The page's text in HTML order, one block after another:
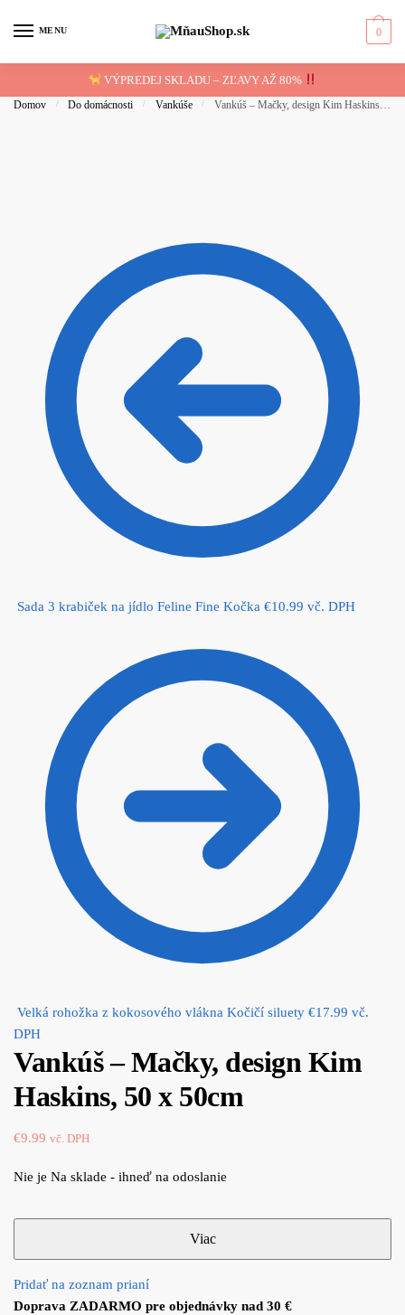
MENU 0
VÝPREDEJ SKLADU – ZĽAVY AŽ 80%
Domov / Do domácnosti / Vankúše / Vankúš – Mačky, design Kim Haskins, 50 x 50cm
Sada 3 krabiček na jídlo Feline Fine Kočka €10.99 vč. DPH
Velká rohožka z kokosového vlákna Kočičí siluety €17.99 vč.
DPH
Vankúš – Mačky, design Kim
Haskins, 50 x 50cm
€9.99 vč. DPH
Nie je Na sklade - ihneď na odoslanie
Pridať na zoznam prianí
Doprava ZADARMO pre objednávky nad 30 €